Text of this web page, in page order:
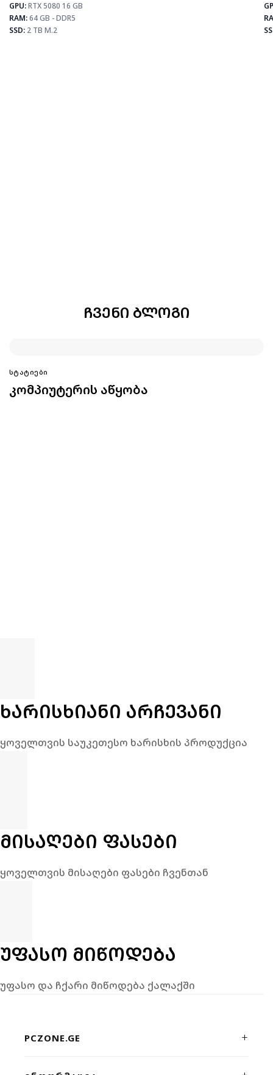
GPU:RTX 5080 16 GB
RAM:64 GB - DDR5
SSD: 2 TB M.2
ᲩᲕᲔᲜᲘ ᲑᲚᲝᲒᲘ
ᲡᲢᲐᲢᲘᲔᲑᲘ
კომპიუტერის აწყობა
ᲮᲐᲠᲘᲡᲮᲘᲐᲜᲘ ᲐᲠᲩᲔᲕᲐᲜᲘ
ყოველთვის საუკეთესო ხარისხის პროდუქცია
ᲛᲘᲡᲐᲦᲔᲑᲘ ᲤᲐᲡᲔᲑᲘ
ყოველთვის მისაღები ფასები ჩვენთან
ᲣᲤᲐᲡᲝ ᲛᲘᲬᲝᲓᲔᲑᲐ
უფასო და ჩქარი მიწოდება ქალაქში
PCZONE.GE